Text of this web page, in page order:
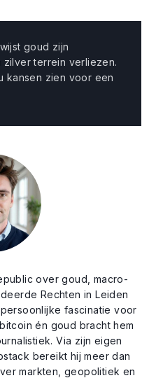
goud zijn
terrein verliezen.
kansen zien voor een
over goud, macro-
Rechten in Leiden
fascinatie voor
én goud bracht hem
Via zijn eigen
bereikt hij meer dan
markten, geopolitiek en